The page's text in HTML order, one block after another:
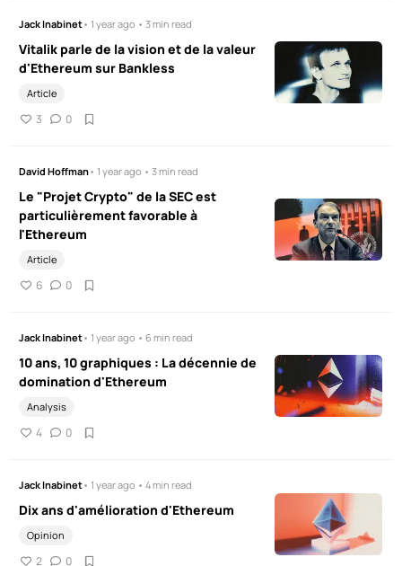
Jack Inabinet• 1 year ago • 3 min read
Vitalik parle de la vision et de la valeur
d'Ethereum sur Bankless
Article
3 0
David Hoffman• 1 year ago • 3 min read
Le "Projet Crypto" de la SEC est
particulièrement favorable à
l'Ethereum
Article
6 0
Jack Inabinet• 1 year ago • 6 min read
10 ans, 10 graphiques : La décennie de
domination d'Ethereum
Analysis
4 0
Jack Inabinet• 1 year ago • 4 min read
Dix ans d'amélioration d'Ethereum
Opinion
2 0